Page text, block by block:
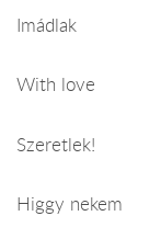
Imádlak
With love
Szeretlek!
Higgy nekem